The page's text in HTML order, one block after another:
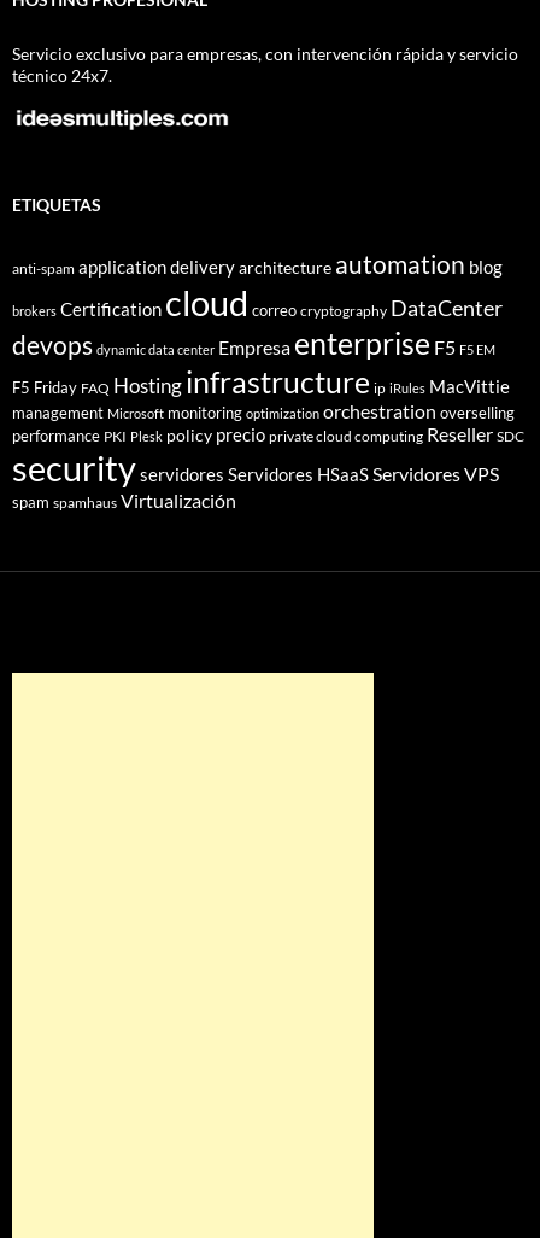
Servicio exclusivo para empresas, con intervención rápida y servicio
técnico 24x7.
ETIQUETAS
anti-spam application deliveryarchitecture automation blog
brokers Certification cloud correo cryptography DataCenter
devops dynamic data center Empresa enterprise F5 F5 EM
F5 Friday FAQ Hostinginfrastructure ip iRules MacVittie
management Microsoft monitoring optimization orchestration overselling
performance PKI Plesk policy precio private cloud computing Reseller SDC
securityservidores Servidores HSaaSServidores VPS
spam spamhaus Virtualización